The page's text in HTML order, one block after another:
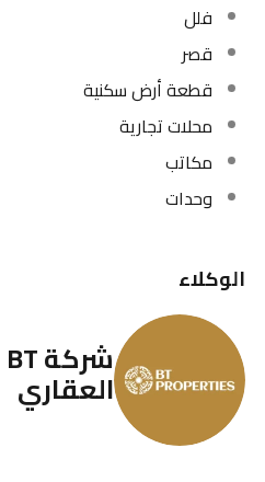
فلل
قصر
قطعة أرض سكنية
محلات تجارية
مكاتب
وحدات
الوكلاء
العقاري